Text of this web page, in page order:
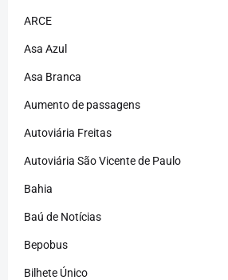
ARCE
Asa Azul
Asa Branca
Aumento de passagens
Autoviária Freitas
Autoviária São Vicente de Paulo
Bahia
Baú de Notícias
Bepobus
Bilhete Único